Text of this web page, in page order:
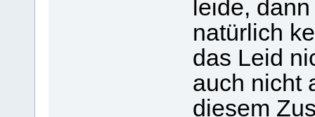
leide,
natürlich
das Leid
auch nicht
diesem